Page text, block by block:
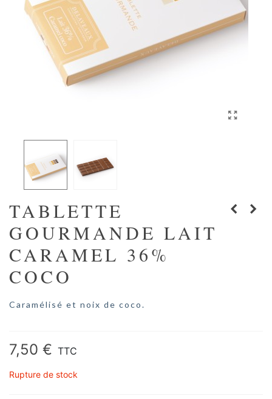
TABLETTE
GOURMANDE LAIT
CARAMEL 36%
COCO
Caramélisé et noix de coco.
7,50 € TTC
Rupture de stock